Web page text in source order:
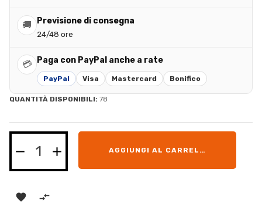
🚚 Previsione di consegna
24/48 ore
💳 Paga con PayPal anche a rate
PayPal Visa Mastercard Bonifico
QUANTITÀ DISPONIBILI: 78
AGGIUNGI AL CARRELLO
 